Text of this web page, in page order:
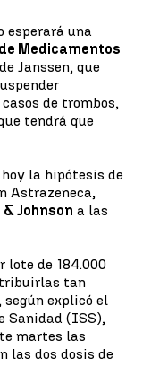
esperará una
Medicamentos
Janssen, que
de trombos,
tendrá que
la hipótesis de
Astrazeneca,
Johnson a las
de 184.000
tan
explicó el
Sanidad (ISS),
martes las
las dos dosis de